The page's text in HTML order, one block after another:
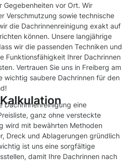
Gegebenheiten vor Ort. Wir
Verschmutzung sowie technische
die Dachrinnenreinigung exakt auf
können. Unsere langjährige
wir die passenden Techniken und
Funktionsfähigkeit Ihrer Dachrinnen
Vertrauen Sie uns in Freiberg am
wichtig saubere Dachrinnen für den
Dachrinnenreinigung eine
ganz ohne versteckte
wird mit bewährten Methoden
Dreck und Ablagerungen gründlich
ist uns eine sorgfältige
damit Ihre Dachrinnen nach